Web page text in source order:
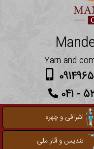
Yarn and
اشرافی و چهره
تندیس و آثار ملی